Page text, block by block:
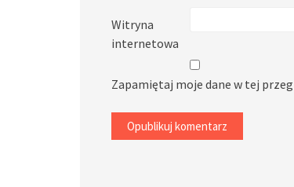
Witryna
internetowa
Zapamiętaj moje dane w tej